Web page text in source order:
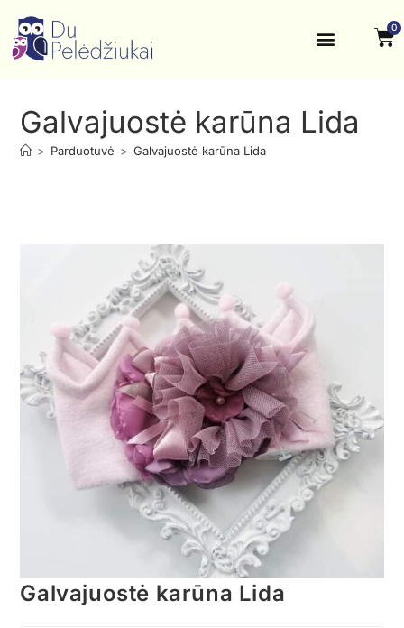
0
Galvajuostė karūna Lida
> Parduotuvė > Galvajuostė karūna Lida
Galvajuostė karūna Lida